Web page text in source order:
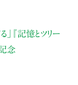
『記憶とツリー
念